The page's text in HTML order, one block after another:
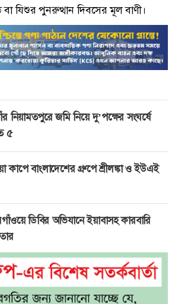
যিশুর পুনরুত্থান দিবসের মূল বাণী।
নিয়ামতপুরে জমি নিয়ে দু’পক্ষের সংঘর্ষে
৫
কাপে বাংলাদেশের গ্রুপে শ্রীলঙ্কা ও ইউএই
ডিবির অভিযানে ইয়াবাসহ কারবারি